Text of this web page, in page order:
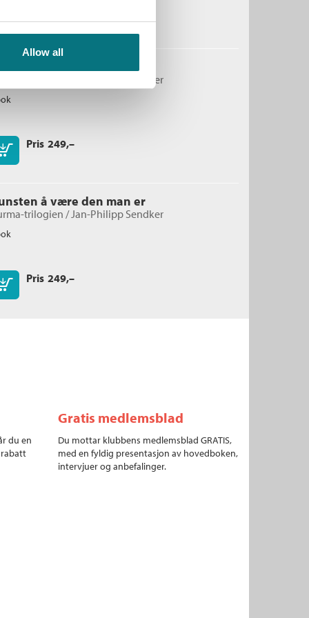
Allow all
Jan-Philipp Sendker
Pris 249,–
Kjøp
å være den man er
trilogien /Jan-Philipp Sendker
Pris 249,–
Kjøp
du en
Gratis medlemsblad
Du mottar klubbens medlemsblad GRATIS,
med en fyldig presentasjon av hovedboken,
intervjuer og anbefalinger.